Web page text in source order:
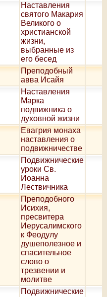
Наставления
святого Макария
Великого о
христианской
жизни,
выбранные из
его бесед
Преподобный
авва Исайя
Наставления
Марка
подвижника о
духовной жизни
Евагрия монаха
наставления о
подвижничестве
Подвижнические
уроки Св.
Иоанна
Лествичника
Преподобного
Исихия,
пресвитера
Иерусалимского
к Феодулу
душеполезное и
спасительное
слово о
трезвении и
молитве
Подвижнические